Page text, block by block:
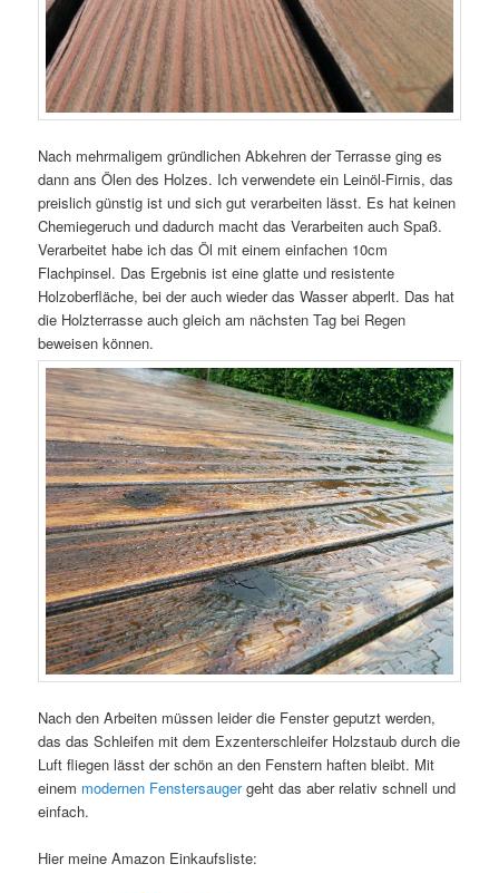
Nach mehrmaligem gründlichen Abkehren der Terrasse ging es
dann ans Ölen des Holzes. Ich verwendete ein Leinöl-Firnis, das
preislich günstig ist und sich gut verarbeiten lässt. Es hat keinen
Chemiegeruch und dadurch macht das Verarbeiten auch Spaß.
Verarbeitet habe ich das Öl mit einem einfachen 10cm
Flachpinsel. Das Ergebnis ist eine glatte und resistente
Holzoberfläche, bei der auch wieder das Wasser abperlt. Das hat
die Holzterrasse auch gleich am nächsten Tag bei Regen
beweisen können.
Nach den Arbeiten müssen leider die Fenster geputzt werden,
das das Schleifen mit dem Exzenterschleifer Holzstaub durch die
Luft fliegen lässt der schön an den Fenstern haften bleibt. Mit
einem modernen Fenstersaugergeht das aber relativ schnell und
einfach.
Hier meine Amazon Einkaufsliste: